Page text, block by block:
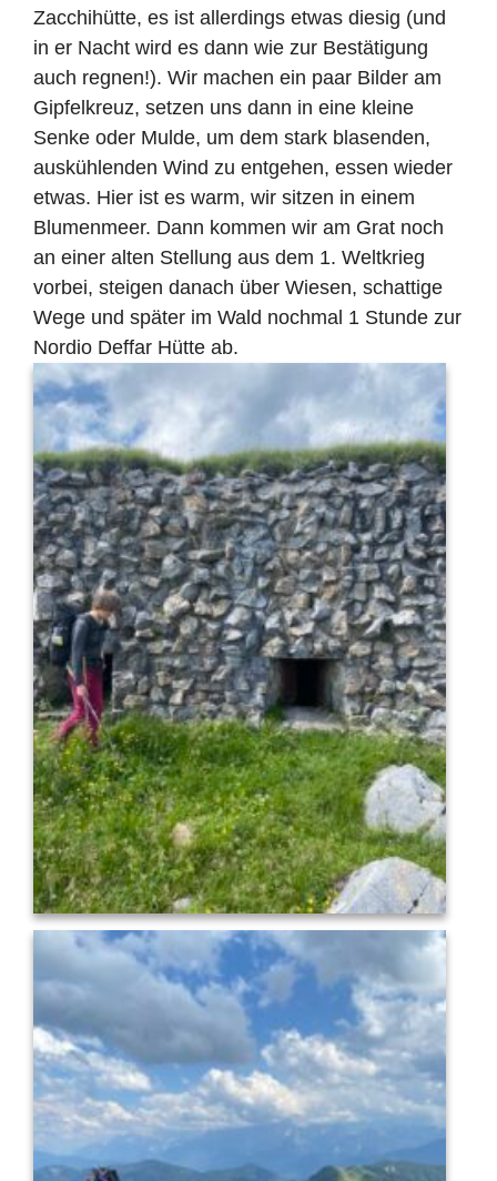
Zacchihütte, es ist allerdings etwas diesig (und
in er Nacht wird es dann wie zur Bestätigung
auch regnen!). Wir machen ein paar Bilder am
Gipfelkreuz, setzen uns dann in eine kleine
Senke oder Mulde, um dem stark blasenden,
auskühlenden Wind zu entgehen, essen wieder
etwas. Hier ist es warm, wir sitzen in einem
Blumenmeer. Dann kommen wir am Grat noch
an einer alten Stellung aus dem 1. Weltkrieg
vorbei, steigen danach über Wiesen, schattige
Wege und später im Wald nochmal 1 Stunde zur
Nordio Deffar Hütte ab.